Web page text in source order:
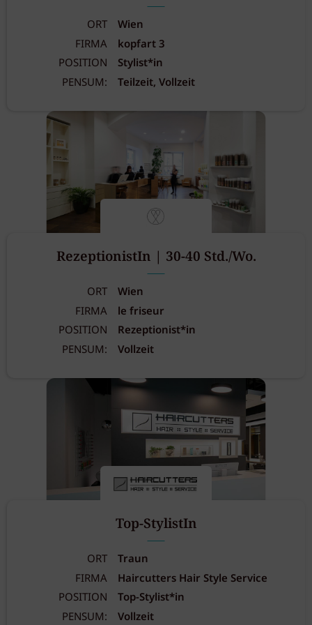
ORT
Wien
FIRMA
kopfart 3
POSITION
Stylist*in
PENSUM:
Teilzeit, Vollzeit
RezeptionistIn | 30-40 Std./Wo.
ORT
Wien
FIRMA
le friseur
POSITION
Rezeptionist*in
PENSUM:
Vollzeit
Top-StylistIn
ORT
Traun
FIRMA
Haircutters Hair Style Service
POSITION
Top-Stylist*in
PENSUM:
Vollzeit